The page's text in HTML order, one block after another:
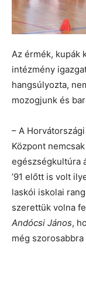
Az érmék, kupák
intézmény
hangsúlyozta,
mozogjunk és
– A
Központ
egészségkultúra
’91 előtt is volt
laskói iskolai
szerettük volna
Andócsi János,
még